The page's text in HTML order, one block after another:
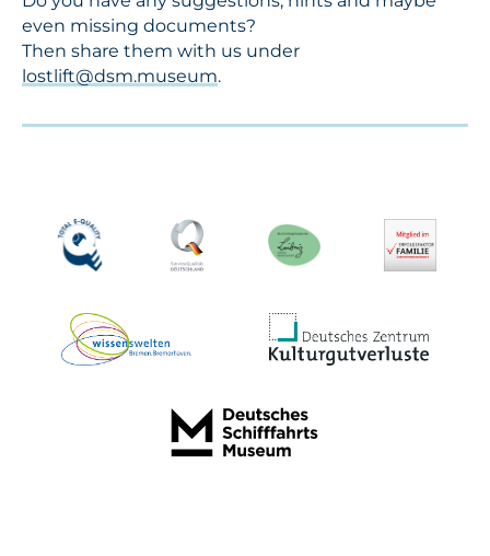
even missing documents?
Then share them with us under
lostlift@dsm.museum.